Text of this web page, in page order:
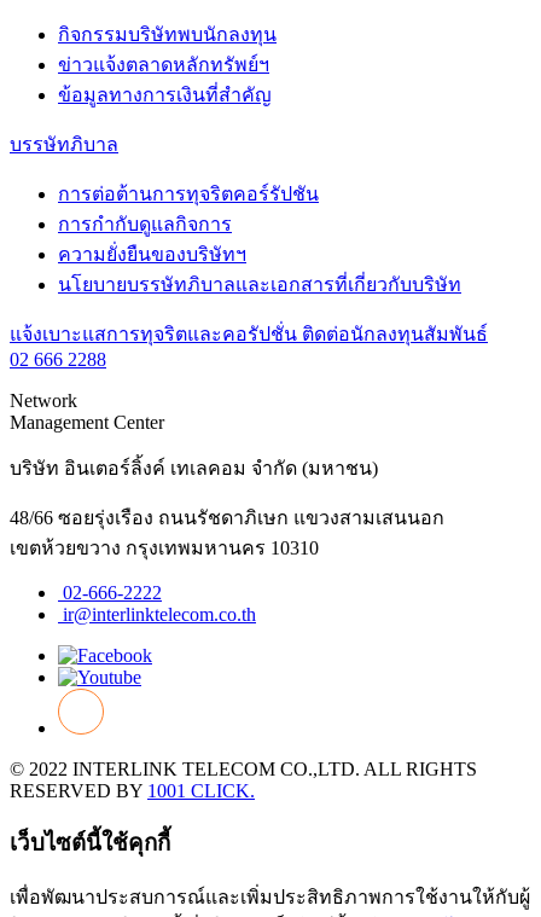
กิจกรรมบริษัทพบนักลงทุน
ข่าวแจ้งตลาดหลักทรัพย์ฯ
ข้อมูลทางการเงินที่สำคัญ
บรรษัทภิบาล
การต่อต้านการทุจริตคอร์รัปชัน
การกำกับดูแลกิจการ
ความยั่งยืนของบริษัทฯ
นโยบายบรรษัทภิบาลและเอกสารที่เกี่ยวกับบริษัท
แจ้งเบาะแสการทุจริตและคอรัปชั่น ติดต่อนักลงทุนสัมพันธ์
02 666 2288
Network
Management Center
บริษัท อินเตอร์ลิ้งค์ เทเลคอม จำกัด (มหาชน)
48/66 ซอยรุ่งเรือง ถนนรัชดาภิเษก แขวงสามเสนนอก
เขตห้วยขวาง กรุงเทพมหานคร 10310
02-666-2222
ir@interlinktelecom.co.th
© 2022 INTERLINK TELECOM CO.,LTD. ALL RIGHTS
RESERVED BY 1001 CLICK.
เว็บไซต์นี้ใช้คุกกี้
เพื่อพัฒนาประสบการณ์และเพิ่มประสิทธิภาพการใช้งานให้กับผู้